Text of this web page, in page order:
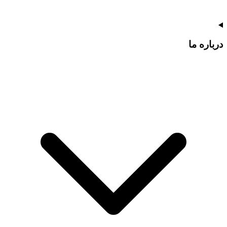
درباره ما